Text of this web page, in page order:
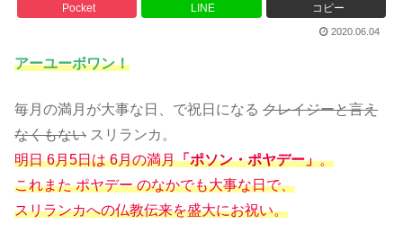
Pocket LINE コピー
2020.06.04
アーユーボワン！
毎月の満月が大事な日、で祝日になる クレイジーと言え
なくもない スリランカ。
明日 6月5日は 6月の満月「ポソン・ポヤデー」。
これまた ポヤデー のなかでも大事な日で、
スリランカへの仏教伝来を盛大にお祝い。